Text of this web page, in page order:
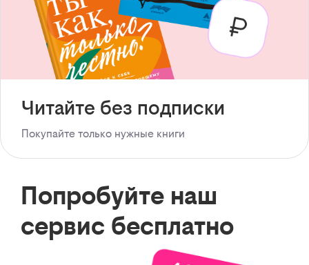
Читайте без подписки
Покупайте только нужные книги
Попробуйте наш
сервис бесплатно